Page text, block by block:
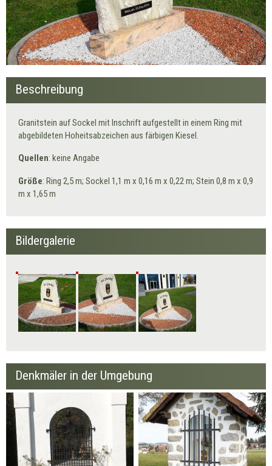
Beschreibung
Granitstein auf Sockel mit Inschrift aufgestellt in einem Ring mit
abgebildeten Hoheitsabzeichen aus färbigen Kiesel.
Quellen: keine Angabe
Größe: Ring 2,5 m; Sockel 1,1 m x 0,16 m x 0,22 m; Stein 0,8 m x 0,9
m x 1,65 m
Bildergalerie
Denkmäler in der Umgebung
Heiligenkapelle Religöses Denkmal